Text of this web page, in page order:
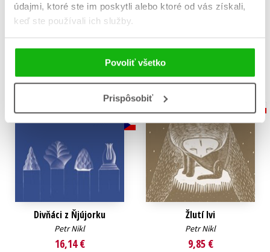
údajmi, ktoré ste im poskytli alebo ktoré od vás získali,
keď ste používali ich služby.
Povoliť všetko
Prispôsobiť
Zá Hádky
Petr Nikl
20,82 €
Pohádky o Malé tlusté víle
10,19 €
Divňáci z Ňjújorku
Petr Nikl
16,14 €
Žlutí lvi
Petr Nikl
9,85 €